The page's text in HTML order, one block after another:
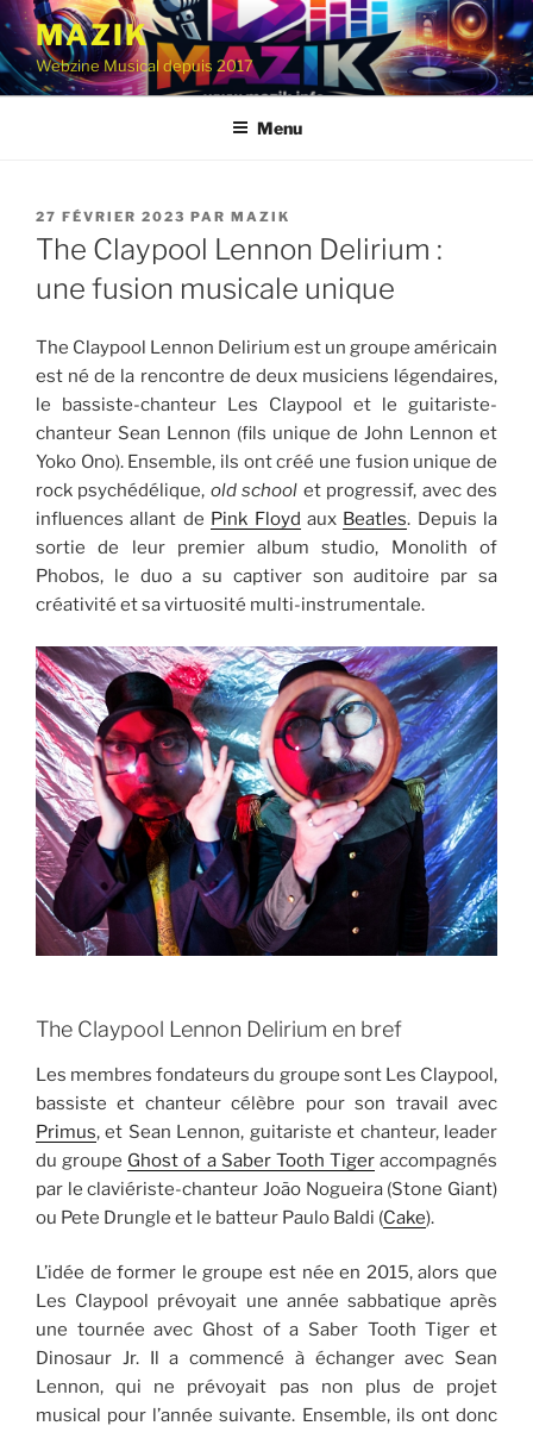
Aller
contenu
principal
MAZIK
Webzine Musical depuis 2017
Menu
PUBLIÉ
LE
27 FÉVRIER 2023 PAR MAZIK
The Claypool Lennon Delirium :
une fusion musicale unique
The Claypool Lennon Delirium est un groupe américain
est né de la rencontre de deux musiciens légendaires,
le bassiste-chanteur Les Claypool et le guitariste-
chanteur Sean Lennon (fils unique de John Lennon et
Yoko Ono). Ensemble, ils ont créé une fusion unique de
rock psychédélique, old school et progressif, avec des
influences allant de Pink Floyd aux Beatles. Depuis la
sortie de leur premier album studio, Monolith of
Phobos, le duo a su captiver son auditoire par sa
créativité et sa virtuosité multi-instrumentale.
The Claypool Lennon Delirium en bref
Les membres fondateurs du groupe sont Les Claypool,
bassiste et chanteur célèbre pour son travail avec
Primus, et Sean Lennon, guitariste et chanteur, leader
du groupe Ghost of a Saber Tooth Tigeraccompagnés
par le claviériste-chanteur João Nogueira (Stone Giant)
ou Pete Drungle et le batteur Paulo Baldi (Cake).
L’idée de former le groupe est née en 2015, alors que
Les Claypool prévoyait une année sabbatique après
une tournée avec Ghost of a Saber Tooth Tiger et
Dinosaur Jr. Il a commencé à échanger avec Sean
Lennon, qui ne prévoyait pas non plus de projet
musical pour l’année suivante. Ensemble, ils ont donc